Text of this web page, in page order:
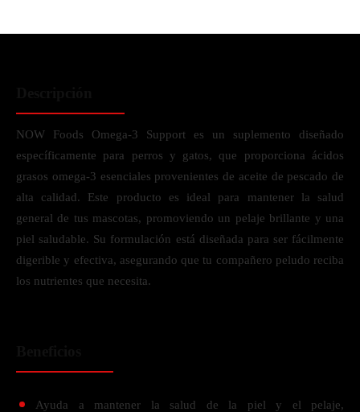
NOW Foods Omega-3 Support es un suplemento diseñado
específicamente para perros y gatos, que proporciona ácidos
grasos omega-3 esenciales provenientes de aceite de pescado de
alta calidad. Este producto es ideal para mantener la salud
general de tus mascotas, promoviendo un pelaje brillante y una
piel saludable. Su formulación está diseñada para ser fácilmente
digerible y efectiva, asegurando que tu compañero peludo reciba
los nutrientes que necesita.
Ayuda a mantener la salud de la piel y el pelaje,